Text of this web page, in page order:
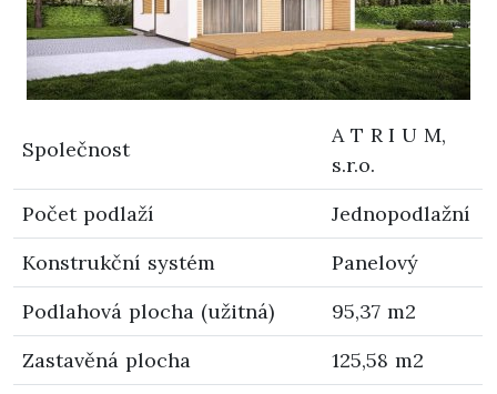
Společnost
A T R I U M,
s.r.o.
Počet podlaží
Jednopodlažní
Konstrukční systém
Panelový
Podlahová plocha (užitná)
95,37 m2
Zastavěná plocha
125,58 m2